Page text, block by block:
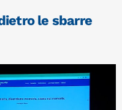
le sbarre